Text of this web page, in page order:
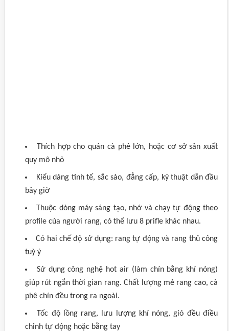
Thích hợp cho quán cà phê lớn, hoặc cơ sở sản xuất
quy mô nhỏ
Kiểu dáng tinh tế, sắc sảo, đẳng cấp, kỹ thuật dẫn đầu
bây giờ
Thuộc dòng máy sáng tạo, nhớ và chạy tự động theo
profile của người rang, có thể lưu 8 prifle khác nhau.
Có hai chế độ sử dụng: rang tự động và rang thủ công
tuỳ ý
Sử dụng công nghệ hot air (làm chín bằng khí nóng)
giúp rút ngắn thời gian rang. Chất lượng mẻ rang cao, cà
phê chín đều trong ra ngoài.
Tốc độ lồng rang, lưu lượng khí nóng, gió đều điều
chỉnh tự động hoặc bằng tay